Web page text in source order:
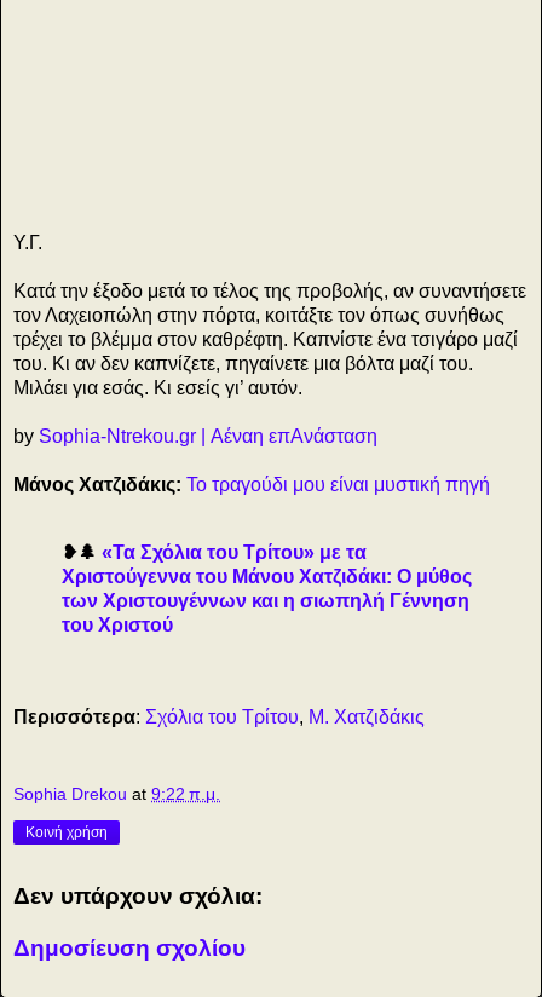
Υ.Γ.
Κατά την έξοδο μετά το τέλος της προβολής, αν συναντήσετε
τον Λαχειοπώλη στην πόρτα, κοιτάξτε τον όπως συνήθως
τρέχει το βλέμμα στον καθρέφτη. Καπνίστε ένα τσιγάρο μαζί
του. Κι αν δεν καπνίζετε, πηγαίνετε μια βόλτα μαζί του.
Μιλάει για εσάς. Κι εσείς γι’ αυτόν.
by Sophia-Ntrekou.gr | Αέναη επΑνάσταση
Μάνος Χατζιδάκις: Το τραγούδι μου είναι μυστική πηγή
❥🌲 «Τα Σχόλια του Τρίτου» με τα
Χριστούγεννα του Μάνου Χατζιδάκι: Ο μύθος
των Χριστουγέννων και η σιωπηλή Γέννηση
του Χριστού
Περισσότερα: Σχόλια του Τρίτου, Μ. Χατζιδάκις
Sophia Drekou at 9:22 π.μ.
Κοινή χρήση
Δεν υπάρχουν σχόλια:
Δημοσίευση σχολίου